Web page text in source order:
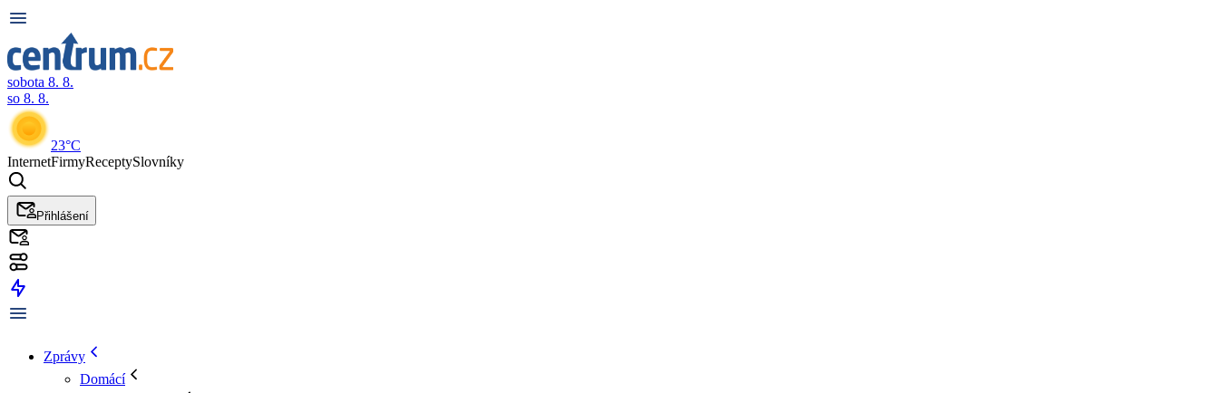
sobota 8. 8.
so 8. 8.
23°C
InternetFirmyReceptySlovníky
Přihlášení
Zprávy
Domácí